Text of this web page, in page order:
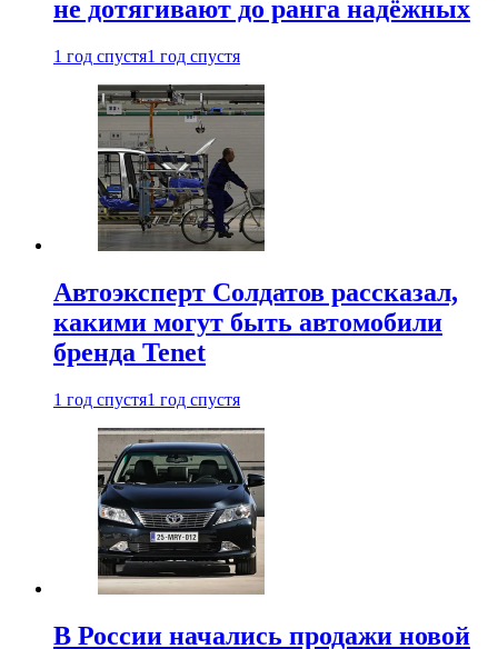
не дотягивают до ранга надёжных
1 год спустя1 год спустя
Автоэксперт Солдатов рассказал,
какими могут быть автомобили
бренда Tenet
1 год спустя1 год спустя
В России начались продажи новой